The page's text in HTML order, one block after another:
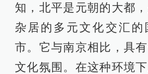
知，北平是元朝的大都
杂居的多元文化交汇的
市。它与南京相比，具
文化氛围。在这种环境